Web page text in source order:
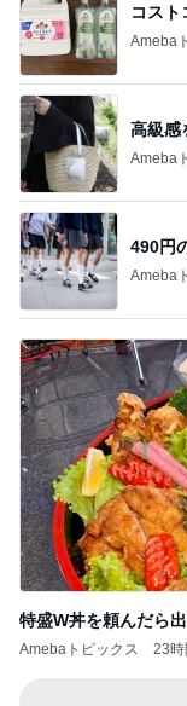
コスト
Ameba
高級感
Ameba
490円
Ameba
特盛W丼を頼んだら
Amebaトピックス 23